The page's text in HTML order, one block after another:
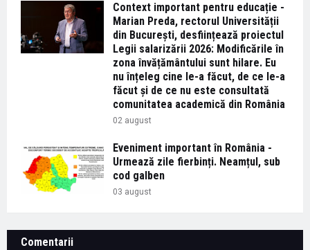
Context important pentru educație -
Marian Preda, rectorul Universității
din București, desființează proiectul
Legii salarizării 2026: Modificările în
zona învățământului sunt hilare. Eu
nu înțeleg cine le-a făcut, de ce le-a
făcut și de ce nu este consultată
comunitatea academică din România
02 august
Eveniment important în România -
Urmează zile fierbinți. Neamțul, sub
cod galben
03 august
Comentarii